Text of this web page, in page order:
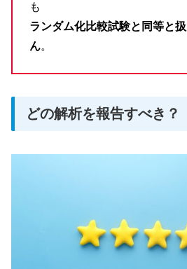
も
ランダム化比較試験と同等と
ん。
どの解析を報告すべき？